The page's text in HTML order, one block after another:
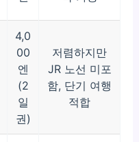
4,0
00
엔
(2
일
권)
저렴하지만
JR 노선 미포
함, 단기 여행
적합